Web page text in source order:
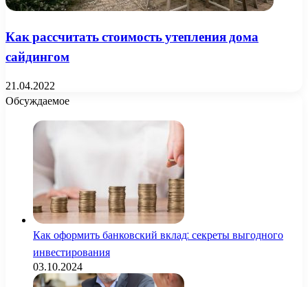
Как рассчитать стоимость утепления дома
сайдингом
21.04.2022
Обсуждаемое
Как оформить банковский вклад: секреты выгодного
инвестирования
03.10.2024